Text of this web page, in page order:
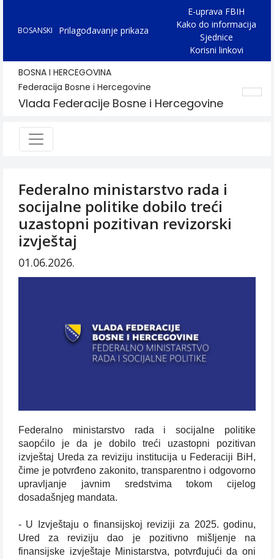
BOSANSKI Prilagođavanje prikaza
E-uprava FBIH
Kako do informacija
Sjednice
Korisni linkovi
BOSNA I HERCEGOVINA
Federacija Bosne i Hercegovine
Vlada Federacije Bosne i Hercegovine
Federalno ministarstvo rada i
socijalne politike dobilo treći
uzastopni pozitivan revizorski
izvještaj
01.06.2026.
Federalno ministarstvo rada i socijalne politike
saopćilo je da je dobilo treći uzastopni pozitivan
izvještaj Ureda za reviziju institucija u Federaciji BiH,
čime je potvrđeno zakonito, transparentno i odgovorno
upravljanje javnim sredstvima tokom cijelog
dosadašnjeg mandata.
- U Izvještaju o finansijskoj reviziji za 2025. godinu,
Ured za reviziju dao je pozitivno mišljenje na
finansijske izvještaje Ministarstva, potvrđujući da oni